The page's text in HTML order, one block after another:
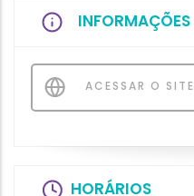
INFORMAÇÕES
ACESSAR O SITE
HORÁRIOS